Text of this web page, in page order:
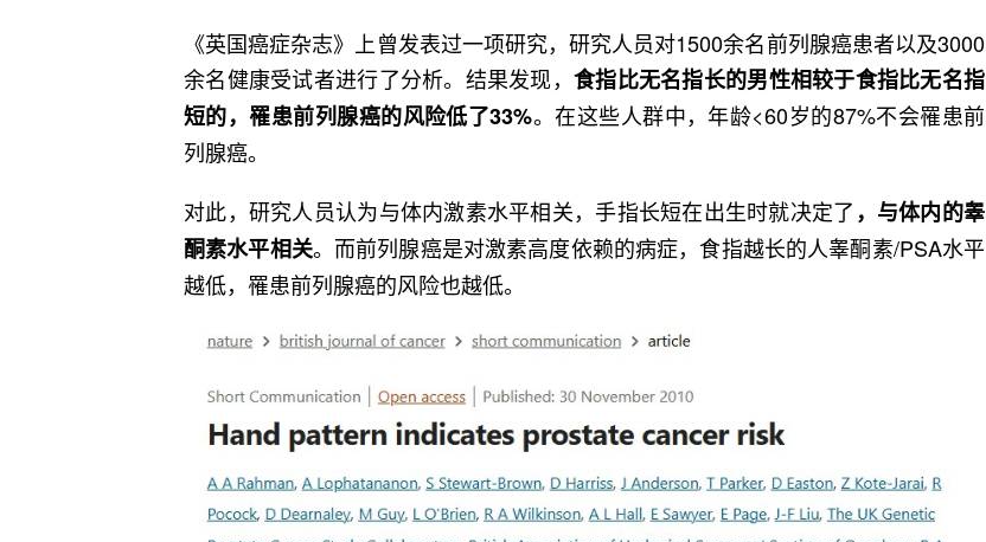
《英国癌症杂志》上曾发表过一项研究，研究人员对1500余名前列腺癌患者以及3000
余名健康受试者进行了分析。结果发现， 食指比无名指长的男性相较于食指比无名指
短的，罹患前列腺癌的风险低了33%。在这些人群中，年龄<60岁的87%不会罹患前
列腺癌。
对此，研究人员认为与体内激素水平相关，手指长短在出生时就决定了 ，与体内的睾
酮素水平相关。而前列腺癌是对激素高度依赖的病症，食指越长的人睾酮素/PSA水平
越低，罹患前列腺癌的风险也越低。